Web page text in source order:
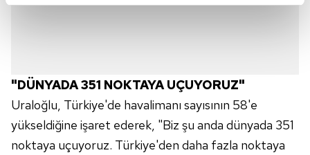
gösterilmeyecektir."
Sizlere daha iyi bir hizmet sunabilmek için İnternet
Sitemizde kendimize ve üçüncü kişilere ait çerezler
kullanılmaktadır. Bu çerezler vasıtasıyla çeşitli kişisel
"DÜNYADA 351 NOKTAYA UÇUYORUZ"
Uraloğlu, Türkiye'de havalimanı sayısının 58'e
yükseldiğine işaret ederek, "Biz şu anda dünyada 351
noktaya uçuyoruz. Türkiye'den daha fazla noktaya